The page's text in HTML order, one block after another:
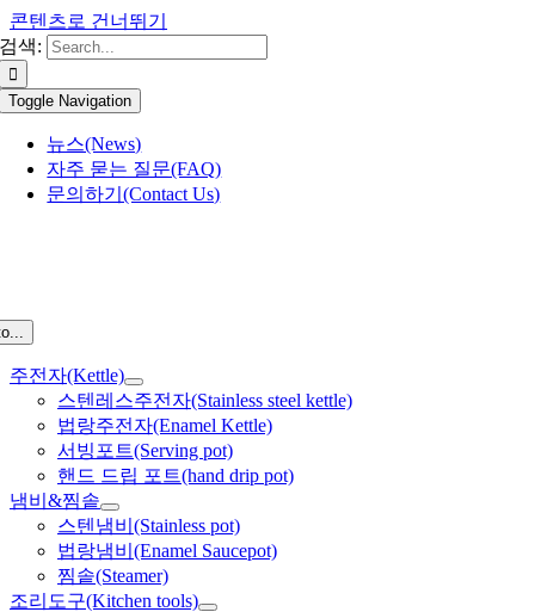
콘텐츠로 건너뛰기
검색:
Toggle Navigation
뉴스(News)
자주 묻는 질문(FAQ)
문의하기(Contact Us)
주전자(Kettle)
스텐레스주전자(Stainless steel kettle)
법랑주전자(Enamel Kettle)
서빙포트(Serving pot)
핸드 드립 포트(hand drip pot)
냄비&찜솥
스텐냄비(Stainless pot)
법랑냄비(Enamel Saucepot)
찜솥(Steamer)
조리도구(Kitchen tools)